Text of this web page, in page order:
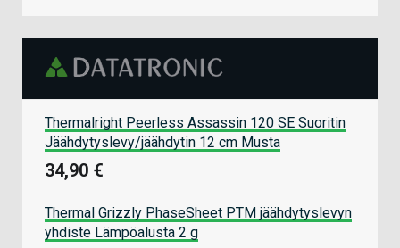
Thermalright Peerless Assassin 120 SE Suoritin
Jäähdytyslevy/jäähdytin 12 cm Musta
34,90 €
Thermal Grizzly PhaseSheet PTM jäähdytyslevyn
yhdiste Lämpöalusta 2 g